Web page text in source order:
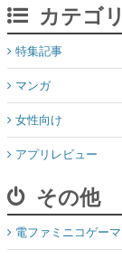
カテゴリ
特集記事
マンガ
女性向け
アプリレビュー
その他
電ファミニコゲー